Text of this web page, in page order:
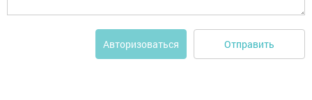
Авторизоваться Отправить